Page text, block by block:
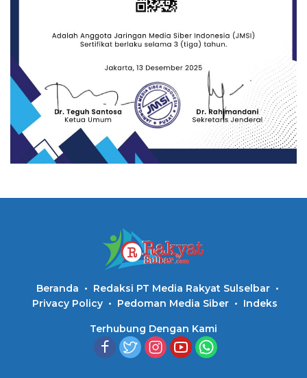
Beranda
Redaksi PT Media Rakyat Sulselbar
Privacy Policy
Pedoman Media Siber Indeks
Terhubung Dengan Kami